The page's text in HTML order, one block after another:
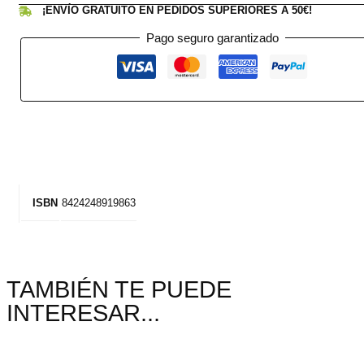
¡ENVÍO GRATUITO EN PEDIDOS SUPERIORES A 50€!
Pago seguro garantizado
ISBN 8424248919863
TAMBIÉN TE PUEDE
INTERESAR...